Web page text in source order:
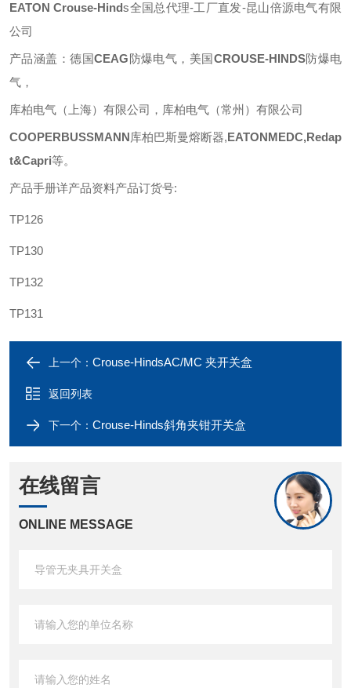
EATON Crouse-Hinds全国总代理-工厂直发-昆山倍源电气有限
公司
产品涵盖：德国CEAG防爆电气，美国CROUSE-HINDS防爆电
气，
库柏电气（上海）有限公司，库柏电气（常州）有限公司
COOPERBUSSMANN库柏巴斯曼熔断器,EATONMEDC,Redap
t&Capri等。
产品手册详产品资料产品订货号:
TP126
TP130
TP132
TP131
上一个： Crouse-HindsAC/MC 夹开关盒
返回列表
下一个： Crouse-Hinds斜角夹钳开关盒
在线留言
ONLINE MESSAGE